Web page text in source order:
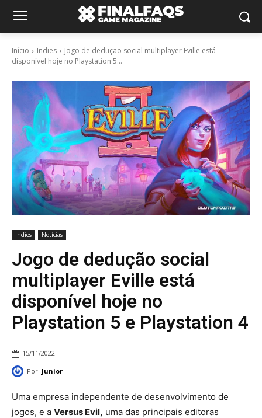
Início Indies
Jogo de dedução social multiplayer Eville está
disponível hoje no Playstation 5...
Indies Notícias
Jogo de dedução social
multiplayer Eville está
disponível hoje no
Playstation 5 e Playstation 4
15/11/2022
Por: Junior
Uma empresa independente de desenvolvimento de
jogos, e a Versus Evil, uma das principais editoras